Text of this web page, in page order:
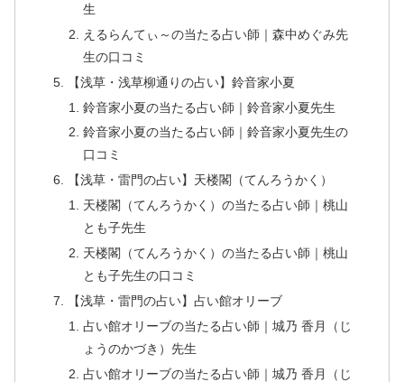
生
えるらんてぃ～の当たる占い師｜森中めぐみ先
生の口コミ
【浅草・浅草柳通りの占い】鈴音家小夏
鈴音家小夏の当たる占い師｜鈴音家小夏先生
鈴音家小夏の当たる占い師｜鈴音家小夏先生の
口コミ
【浅草・雷門の占い】天楼閣（てんろうかく）
天楼閣（てんろうかく）の当たる占い師｜桃山
とも子先生
天楼閣（てんろうかく）の当たる占い師｜桃山
とも子先生の口コミ
【浅草・雷門の占い】占い館オリーブ
占い館オリーブの当たる占い師｜城乃 香月（じ
ょうのかづき）先生
占い館オリーブの当たる占い師｜城乃 香月（じ